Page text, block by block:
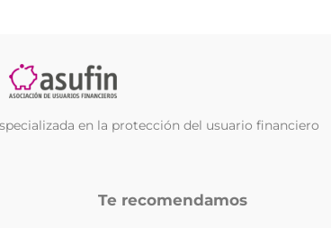
en la protección del usuario financiero
Te recomendamos